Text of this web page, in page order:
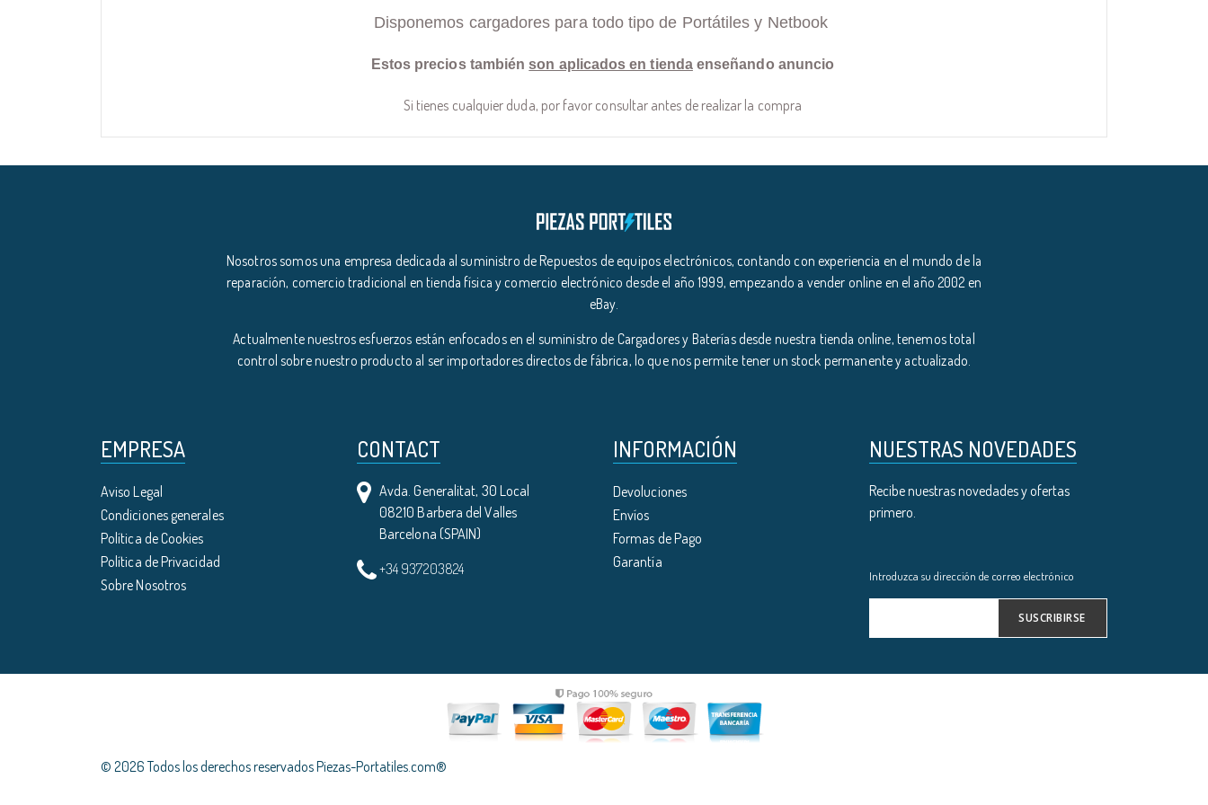
Disponemos cargadores para todo tipo de Portátiles y Netbook
Estos precios también son aplicados en tienda enseñando anuncio
Si tienes cualquier duda, por favor consultar antes de realizar la compra
Nosotros somos una empresa dedicada al suministro de Repuestos de equipos electrónicos, contando con experiencia en el mundo de la
reparación, comercio tradicional en tienda física y comercio electrónico desde el año 1999, empezando a vender online en el año 2002 en
eBay.
Actualmente nuestros esfuerzos están enfocados en el suministro de Cargadores y Baterías desde nuestra tienda online, tenemos total
control sobre nuestro producto al ser importadores directos de fábrica, lo que nos permite tener un stock permanente y actualizado.
EMPRESA
Aviso Legal
Condiciones generales
Política de Cookies
Política de Privacidad
Sobre Nosotros
CONTACT
Avda. Generalitat, 30 Local
08210 Barbera del Valles
Barcelona (SPAIN)
+34 937203824
INFORMACIÓN
Devoluciones
Envíos
Formas de Pago
Garantía
NUESTRAS NOVEDADES
Recibe nuestras novedades y ofertas
primero.
Introduzca su dirección de correo electrónico
SUSCRIBIRSE
© 2026 Todos los derechos reservados Piezas-Portatiles.com®